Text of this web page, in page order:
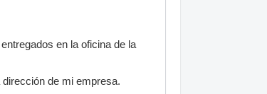
en la oficina de la
de mi empresa.